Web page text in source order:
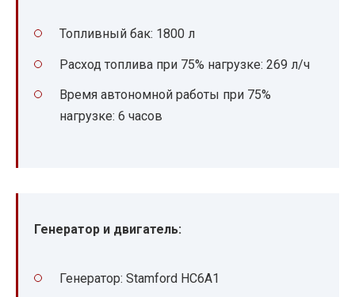
Топливный бак: 1800 л
Расход топлива при 75% нагрузке: 269 л/ч
Время автономной работы при 75%
нагрузке: 6 часов
Генератор и двигатель:
Генератор: Stamford HC6A1